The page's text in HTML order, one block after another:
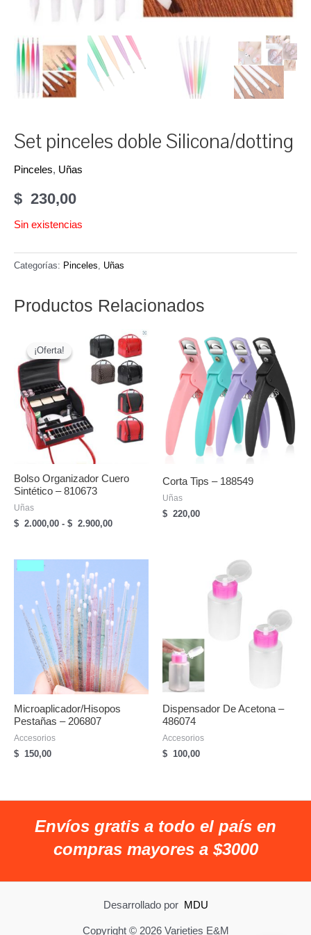
Set pinceles doble Silicona/dotting
Pinceles, Uñas
$ 230,00
Sin existencias
Categorías: Pinceles, Uñas
Productos Relacionados
¡Oferta!
¡Oferta!
Bolso Organizador Cuero
Sintético – 810673
Uñas
$ 2.000,00 - $ 2.900,00Rango
desde
2.000,00
hasta
$
2.900,00
Corta Tips – 188549
Uñas
$ 220,00
Microaplicador/hisopos
Pestañas – 206807
Accesorios
$ 150,00
Dispensador De Acetona –
486074
Accesorios
$ 100,00
Envíos gratis a todo el país en
compras mayores a $3000
Desarrollado por MDU
Copyright © 2026 Varieties E&M